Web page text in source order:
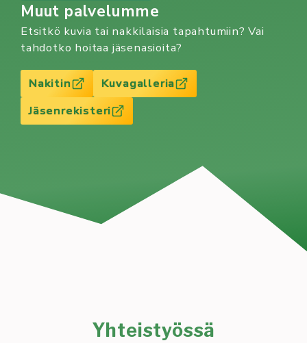
Muut palvelumme
Etsitkö kuvia tai nakkilaisia tapahtumiin? Vai
tahdotko hoitaa jäsenasioita?
Nakitin
Kuvagalleria
Jäsenrekisteri
Yhteistyössä